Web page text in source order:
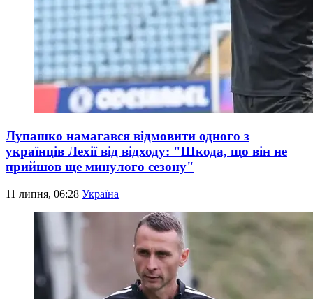
Лупашко намагався відмовити одного з
українців Лехії від відходу: "Шкода, що він не
прийшов ще минулого сезону"
11 липня, 06:28 Україна